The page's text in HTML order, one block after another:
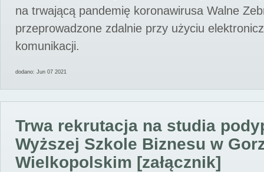
na trwającą pandemię koronawirusa Walne
przeprowadzone zdalnie przy użyciu
komunikacji.
dodano: Jun 07 2021
Trwa rekrutacja na studia
Wyższej Szkole Biznesu w
Wielkopolskim [załącznik]